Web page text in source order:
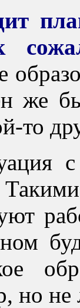
же
то
но не